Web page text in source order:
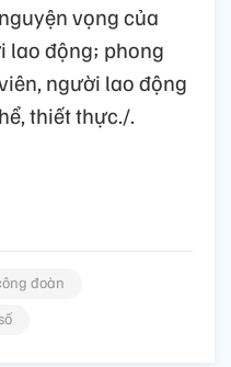
vọng của
lao động; phong
người lao động
thiết thực./.
đoàn